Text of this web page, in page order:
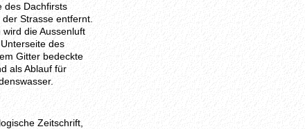
des Dachfirsts
Strasse entfernt.
die Aussenluft
des
Gitter bedeckte
als Ablauf für
Zeitschrift,